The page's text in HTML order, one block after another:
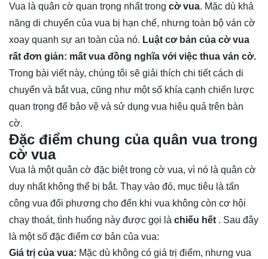
Vua là quân cờ quan trọng nhất trong cờ vua. Mặc dù khả
năng di chuyển của vua bị hạn chế, nhưng toàn bộ ván cờ
xoay quanh sự an toàn của nó. Luật cơ bản của cờ vua
rất đơn giản: mất vua đồng nghĩa với việc thua ván cờ.
Trong bài viết này, chúng tôi sẽ giải thích chi tiết cách di
chuyển và bắt vua, cũng như một số khía cạnh chiến lược
quan trọng để bảo vệ và sử dụng vua hiệu quả trên bàn
cờ.
Đặc điểm chung của quân vua trong
cờ vua
Vua là một quân cờ đặc biệt trong cờ vua, vì nó là quân cờ
duy nhất không thể bị bắt. Thay vào đó, mục tiêu là tấn
công vua đối phương cho đến khi vua không còn cơ hội
chạy thoát, tình huống này được gọi là chiếu hết . Sau đây
là một số đặc điểm cơ bản của vua:
Giá trị của vua: Mặc dù không có giá trị điểm, nhưng vua